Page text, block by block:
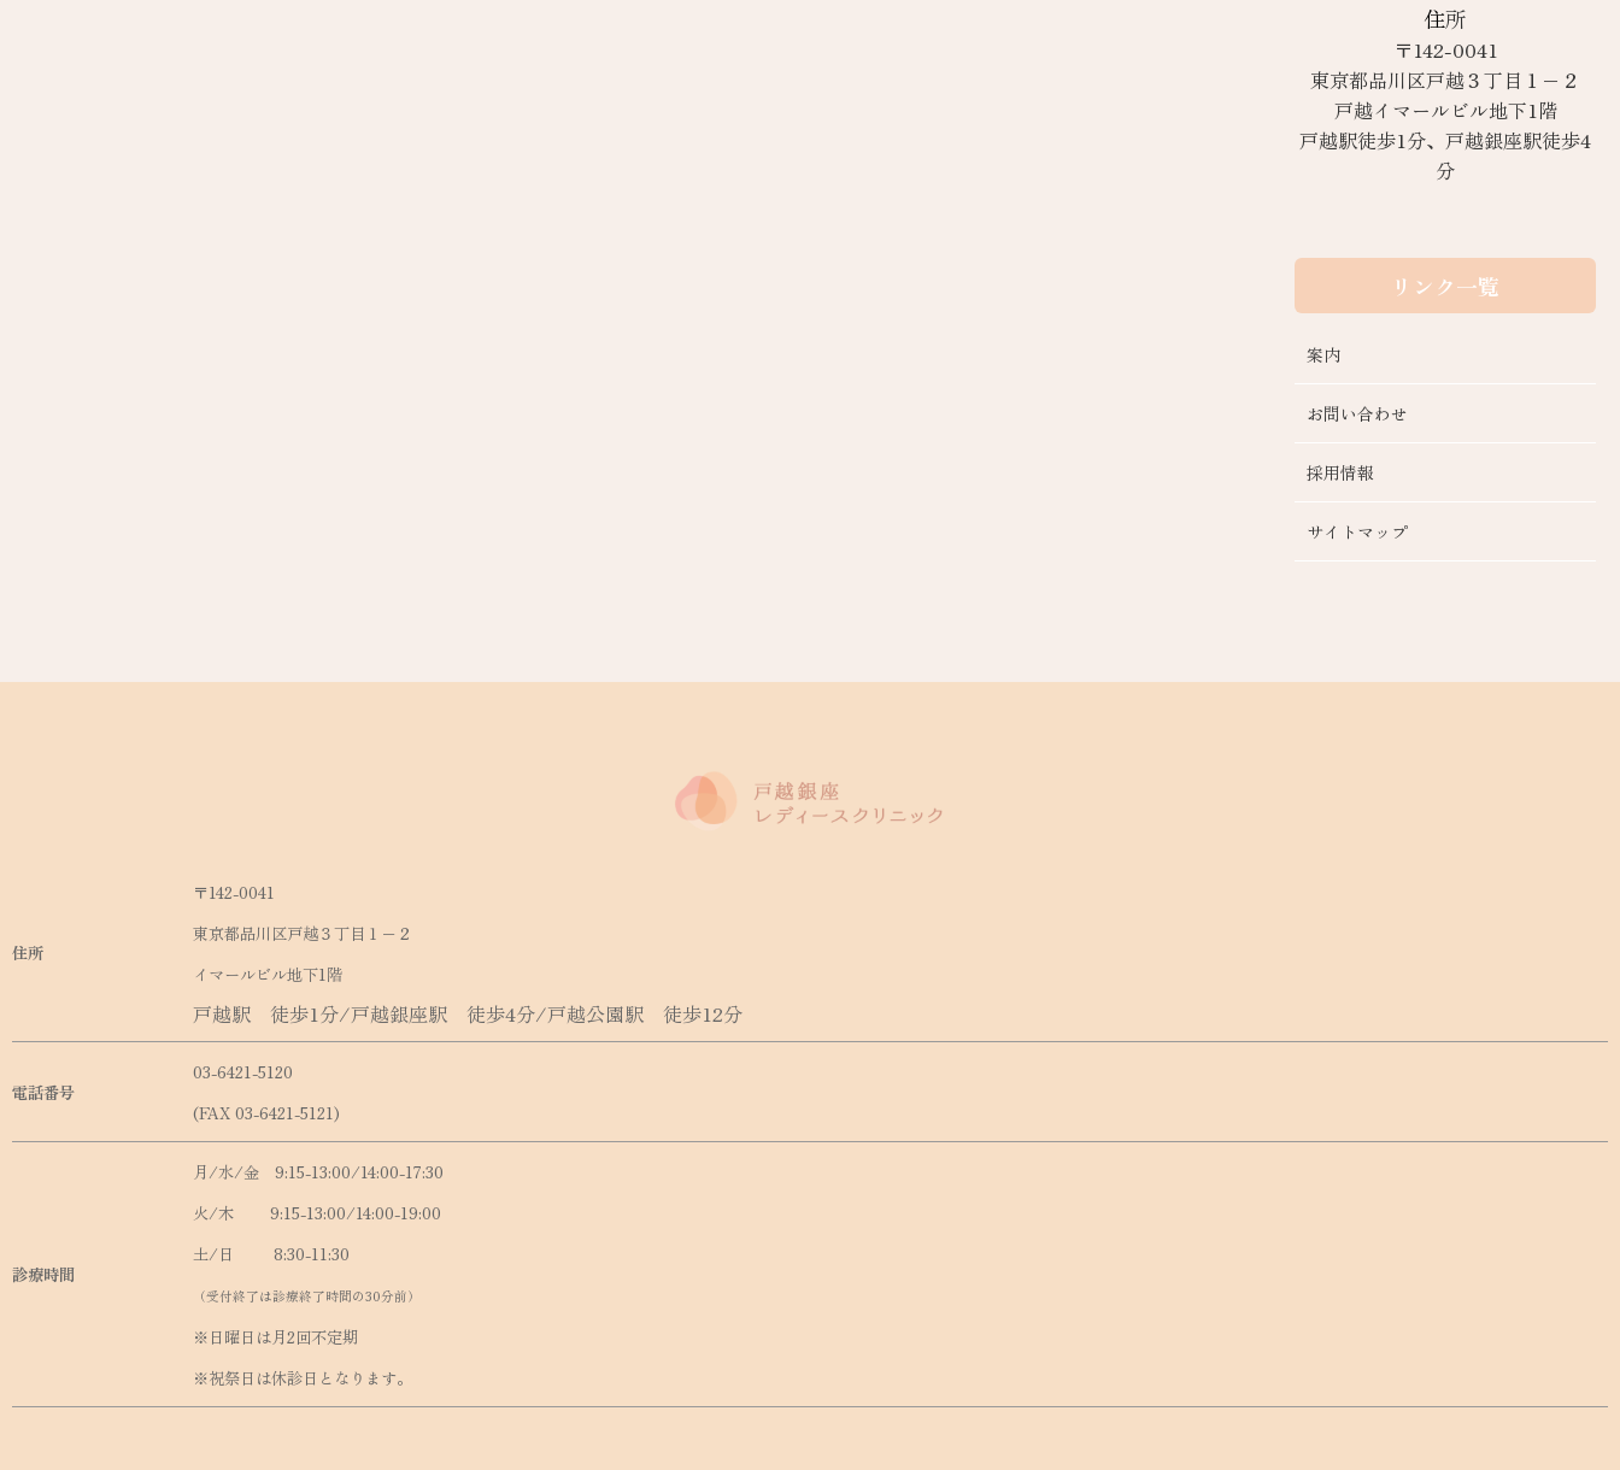
住所
〒142-0041
東京都品川区戸越３丁目１−２
戸越イマールビル地下1階
戸越駅徒歩1分、戸越銀座駅徒歩4
分
リンク一覧
案内
お問い合わせ
採用情報
サイトマップ
住所
〒142-0041
東京都品川区戸越３丁目１−２
イマールビル地下1階
戸越駅 徒歩1分/戸越銀座駅 徒歩4分/戸越公園駅 徒歩12分
電話番号
03-6421-5120
(FAX 03-6421-5121)
診療時間
月/水/金 9:15-13:00/14:00-17:30
火/木 9:15-13:00/14:00-19:00
土/日 8:30-11:30
（受付終了は診療終了時間の30分前）
※日曜日は月2回不定期
※祝祭日は休診日となります。